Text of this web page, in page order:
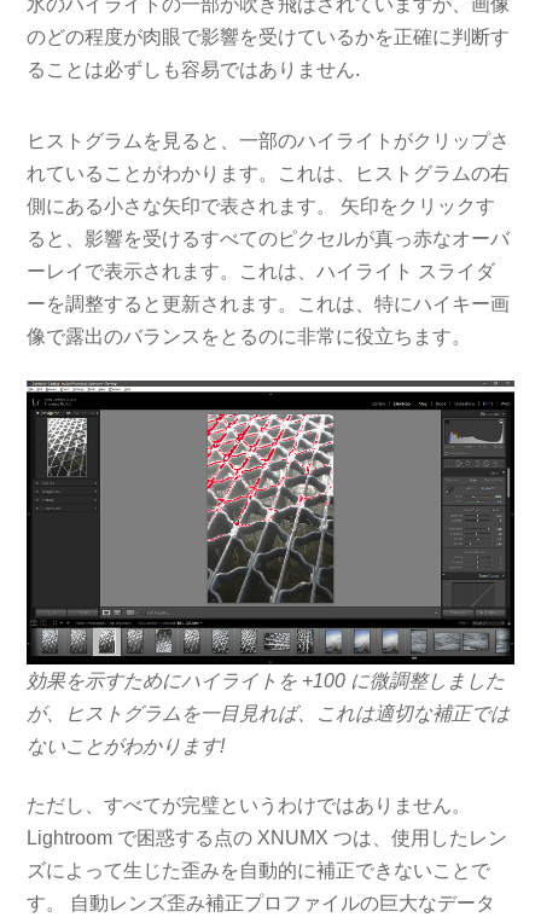
のどの程度が肉眼で影響を受けているかを正確に判断す
ることは必ずしも容易ではありません.
ヒストグラムを見ると、一部のハイライトがクリップさ
れていることがわかります。これは、ヒストグラムの右
側にある小さな矢印で表されます。 矢印をクリックす
ると、影響を受けるすべてのピクセルが真っ赤なオーバ
ーレイで表示されます。これは、ハイライト スライダ
ーを調整すると更新されます。これは、特にハイキー画
像で露出のバランスをとるのに非常に役立ちます。
効果を示すためにハイライトを +100 に微調整しました
が、ヒストグラムを一目見れば、これは適切な補正では
ないことがわかります!
ただし、すべてが完璧というわけではありません。
Lightroom で困惑する点の XNUMX つは、使用したレン
ズによって生じた歪みを自動的に補正できないことで
す。 自動レンズ歪み補正プロファイルの巨大なデータ